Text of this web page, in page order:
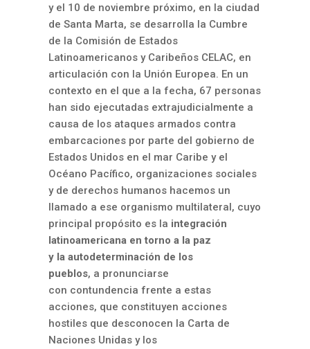
y el 10 de noviembre próximo, en la ciudad
de Santa Marta, se desarrolla la Cumbre
de la Comisión de Estados
Latinoamericanos y Caribeños CELAC, en
articulación con la Unión Europea. En un
contexto en el que a la fecha, 67 personas
han sido ejecutadas extrajudicialmente a
causa de los ataques armados contra
embarcaciones por parte del gobierno de
Estados Unidos en el mar Caribe y el
Océano Pacífico, organizaciones sociales
y de derechos humanos hacemos un
llamado a ese organismo multilateral, cuyo
principal propósito es la integración
latinoamericana en torno a la paz
y la autodeterminación de los
pueblos, a pronunciarse
con contundencia frente a estas
acciones, que constituyen acciones
hostiles que desconocen la Carta de
Naciones Unidas y los